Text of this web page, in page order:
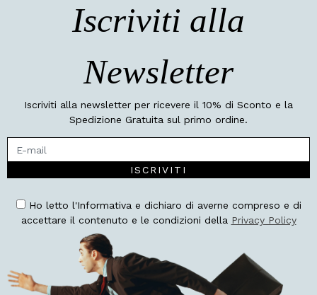
Iscriviti alla
Newsletter
Iscriviti alla newsletter per ricevere il 10% di Sconto e la
Spedizione Gratuita sul primo ordine.
ISCRIVITI
Ho letto l'Informativa e dichiaro di averne compreso e di
accettare il contenuto e le condizioni della Privacy Policy